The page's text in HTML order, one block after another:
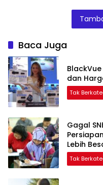
Baca Juga
BlackVue
dan
Tak
Gagal
Lebih
Tak